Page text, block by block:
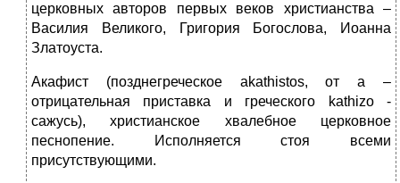
церковных авторов первых веков христианства –
Василия Великого, Григория Богослова, Иоанна
Златоуста.
Акафист (позднегреческое akathistos, от а –
отрицательная приставка и греческого kathizo -
сажусь), христианское хвалебное церковное
песнопение. Исполняется стоя всеми
присутствующими.